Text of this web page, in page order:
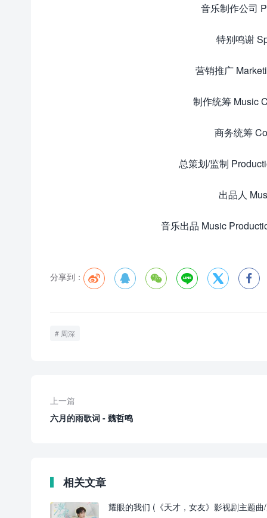
音乐制作公司
特别鸣谢
营销推广
制作统筹 Music
商务统筹
总策划/监制
出品人
音乐出品 Music
分享到：      
周深
上一篇
六月的雨歌词 - 魏哲鸣
相关文章
耀眼的我们 (《天才，女友》影视剧主题